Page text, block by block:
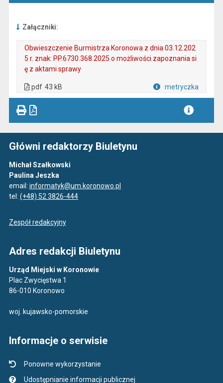
Załączniki:
Obwieszczenie Burmistrza Koronowa z dnia 03.12.202
5 r. znak: PP.6730.368.2025 o możliwości zapoznania si
ę z aktami sprawy
pdf 43 kB metryczka
Główni redaktorzy Biuletynu
Michał Szałkowski
Paulina Jeszka
email: informatyk@um.koronowo.pl
tel: (+48) 52 3826-444
Zespół redakcyjny
Adres redakcji Biuletynu
Urząd Miejski w Koronowie
Plac Zwycięstwa 1
86-010 Koronowo
woj. kujawsko-pomorskie
Informacje o serwisie
Ponowne wykorzystanie
Udostępnianie informacji publicznej